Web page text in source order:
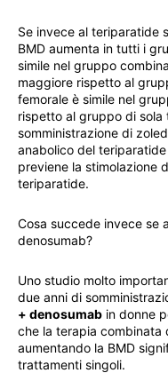
Se invece al teriparatide
BMD aumenta in tutti i
simile nel gruppo
maggiore rispetto al
femorale è simile nel
rispetto al gruppo di sola
somministrazione di
anabolico del
previene la stimolazione
teriparatide.
Cosa succede invece se
denosumab?
Uno studio molto
due anni di
+ denosumab in donne
che la terapia combinata
aumentando la BMD
trattamenti singoli.